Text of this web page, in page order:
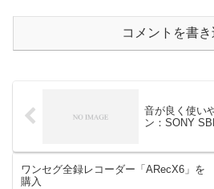
コメントを書き
音が良く使い
ン：SONY
ワンセグ全録レコーダー「ARecX6」を
購入